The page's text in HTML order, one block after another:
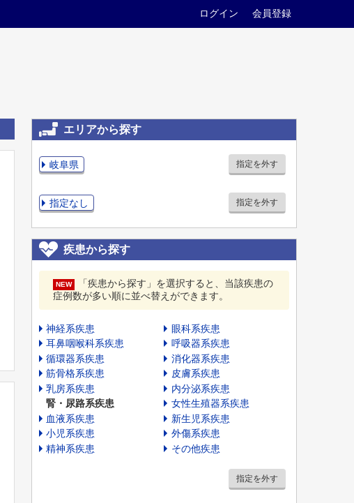
ログイン 会員登録
エリアから探す
岐阜県 指定を外す
指定なし 指定を外す
疾患から探す
NEW
「疾患から探す」を選択すると、当該疾患の
症例数が多い順に並べ替えができます。
神経系疾患
眼科系疾患
耳鼻咽喉科系疾患
呼吸器系疾患
循環器系疾患
消化器系疾患
筋骨格系疾患
皮膚系疾患
乳房系疾患
内分泌系疾患
腎・尿路系疾患
女性生殖器系疾患
血液系疾患
新生児系疾患
小児系疾患
外傷系疾患
精神系疾患
その他疾患
指定を外す